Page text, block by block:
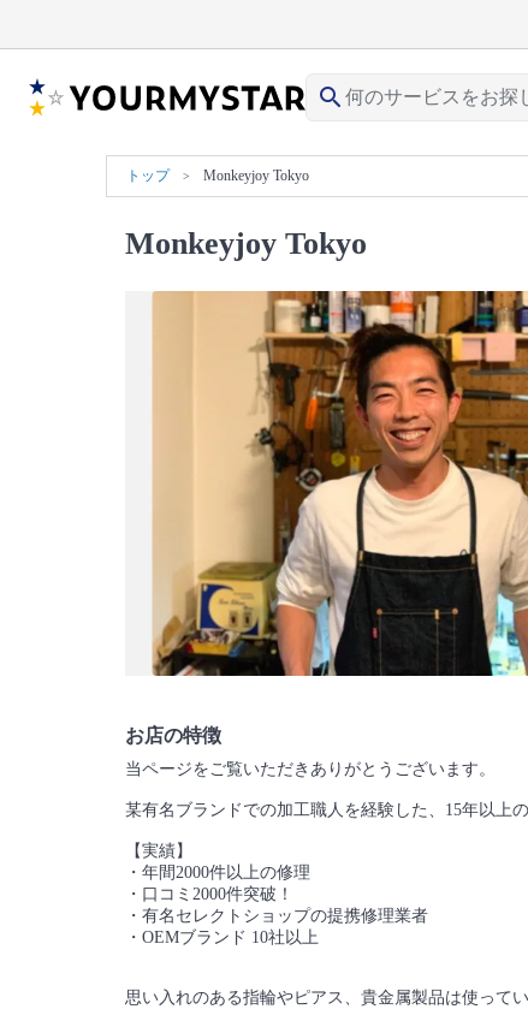
search
トップ Monkeyjoy Tokyo
Monkeyjoy Tokyo
お店の特徴
当ページをご覧いただきありがとうございます。
某有名ブランドでの加工職人を経験した、15年以上
【実績】
・年間2000件以上の修理
・口コミ2000件突破！
・有名セレクトショップの提携修理業者
・OEMブランド 10社以上
思い入れのある指輪やピアス、貴金属製品は使って